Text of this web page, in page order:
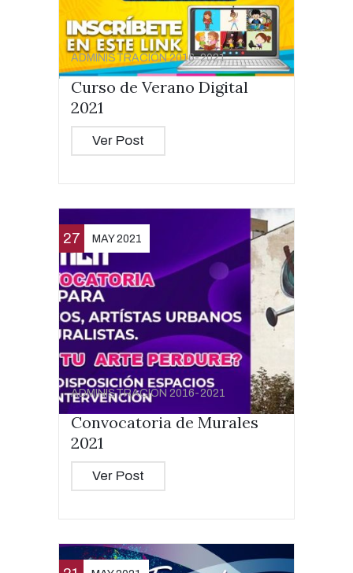
ADMINISTRACIÓN 2016-2021
Curso de Verano Digital
2021
Ver Post
27 MAY 2021
ADMINISTRACIÓN 2016-2021
Convocatoria de Murales
2021
Ver Post